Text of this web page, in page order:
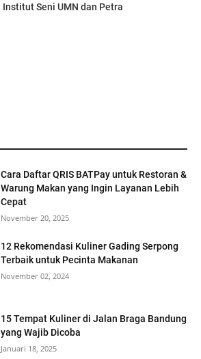
Institut Seni UMN dan Petra
Cara Daftar QRIS BATPay untuk Restoran &
Warung Makan yang Ingin Layanan Lebih
Cepat
November 20, 2025
12 Rekomendasi Kuliner Gading Serpong
Terbaik untuk Pecinta Makanan
November 02, 2024
15 Tempat Kuliner di Jalan Braga Bandung
yang Wajib Dicoba
Januari 18, 2025